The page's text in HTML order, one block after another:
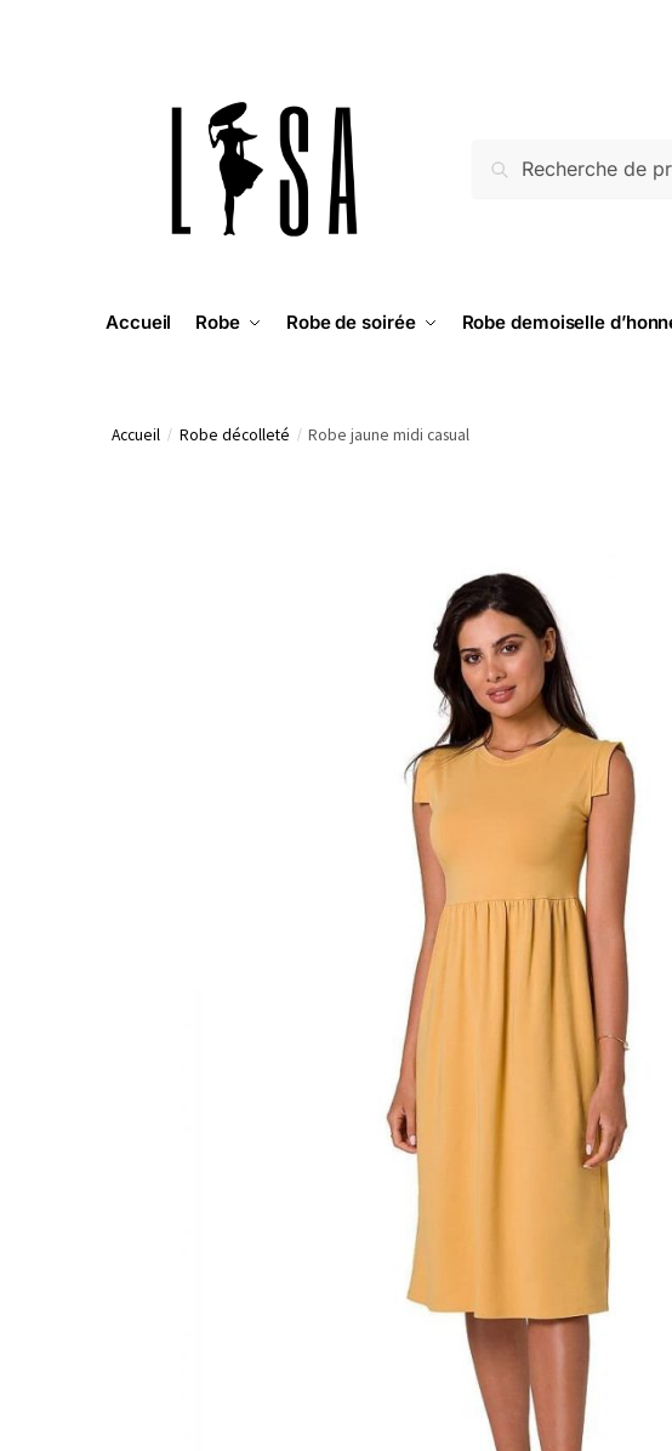
RECHERCHE
Accueil Robe Robe de soirée Robe demoiselle
Accueil / Robe décolleté / Robe jaune midi casual